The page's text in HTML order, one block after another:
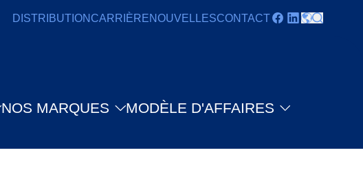
DISTRIBUTION CARRIÈRENOUVELLESCONTACT
NOS MARQUES MODÈLE D'AFFAIRES